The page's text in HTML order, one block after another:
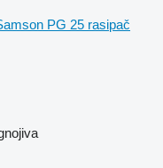
PG 25 rasipač